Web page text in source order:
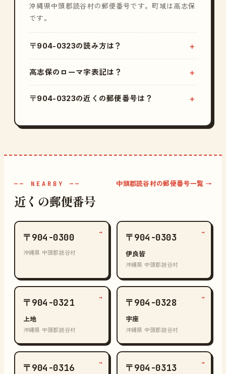
沖縄県中頭郡読谷村の郵便番号です。町域は高志保
です。
〒904-0323の読み方は？
高志保のローマ字表記は？
〒904-0323の近くの郵便番号は？
—— NEARBY ——
近くの郵便番号
中頭郡読谷村の郵便番号一覧 →
〒904-0300
沖縄県 中頭郡読谷村
→ 〒904-0303
伊良皆
沖縄県 中頭郡読谷村
→
〒904-0321
上地
沖縄県 中頭郡読谷村
→ 〒904-0328
宇座
沖縄県 中頭郡読谷村
→
〒904-0316 → 〒904-0313 →